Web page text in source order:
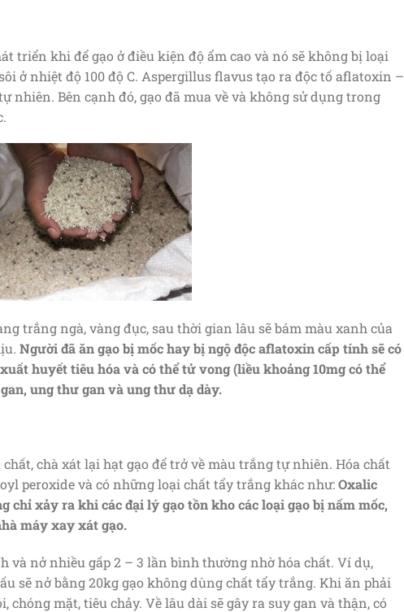
triển khi để gạo ở điều kiện độ ẩm cao và nó sẽ không bị loại
ở nhiệt độ 100 độ C. Aspergillus flavus tạo ra độc tố aflatoxin –
nhiên. Bên cạnh đó, gạo đã mua về và không sử dụng trong
trắng ngà, vàng đục, sau thời gian lâu sẽ bám màu xanh của
Người đã ăn gạo bị mốc hay bị ngộ độc aflatoxin cấp tính sẽ có
huyết tiêu hóa và có thể tử vong (liều khoảng 10mg có thể
ung thư gan và ung thư dạ dày.
chà xát lại hạt gạo để trở về màu trắng tự nhiên. Hóa chất
peroxide và có những loại chất tẩy trắng khác như:Oxalic
xảy ra khi các đại lý gạo tồn kho các loại gạo bị nấm mốc,
máy xay xát gạo.
và nở nhiều gấp 2 – 3 lần bình thường nhờ hóa chất. Ví dụ,
sẽ nở bằng 20kg gạo không dùng chất tẩy trắng. Khi ăn phải
chóng mặt, tiêu chảy. Về lâu dài sẽ gây ra suy gan và thận, có